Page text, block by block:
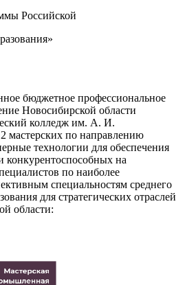
Российской
бюджетное профессиональное
Новосибирской области
колледж им. А. И.
мастерских по направлению
технологии для обеспечения
конкурентоспособных на
по наиболее
специальностям среднего
для стратегических отраслей
области: